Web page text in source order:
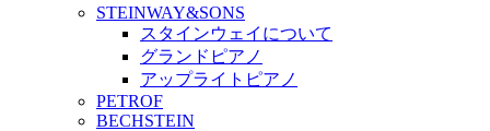
STEINWAY&SONS
スタインウェイについて
グランドピアノ
アップライトピアノ
PETROF
BECHSTEIN